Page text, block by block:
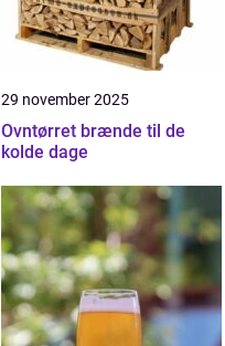
29 november 2025
Ovntørret brænde til de
kolde dage